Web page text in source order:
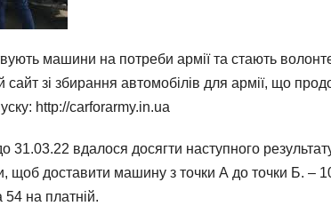
машини на потреби армії та стають
сайт зі збирання автомобілів для армії, що
http://carforarmy.in.ua
31.03.22 вдалося досягти наступного
щоб доставити машину з точки А до точки Б. –
54 на платній.